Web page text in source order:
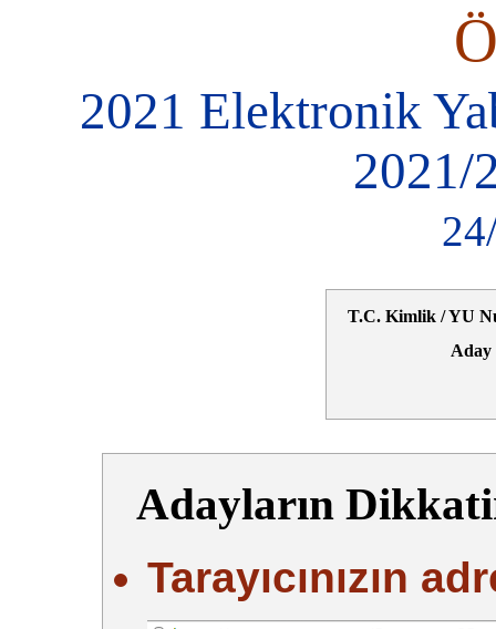
2021 Elektronik
2021/
T.C. Kimlik / YU
Aday
Adayların
Tarayıcınızın